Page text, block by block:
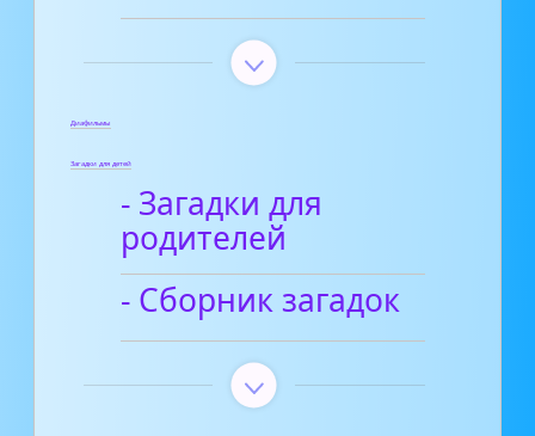
Диафильмы
Загадки для детей
- Загадки для
родителей
- Сборник загадок